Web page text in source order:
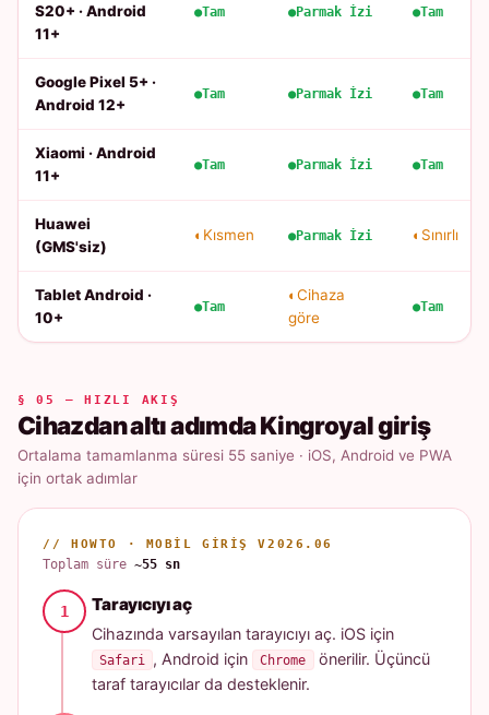
S20+ · Android
11+
Tam Parmak İzi Tam
Google Pixel 5+ ·
Android 12+
Tam Parmak İzi Tam
Xiaomi · Android
11+
Tam Parmak İzi Tam
Huawei
(GMS'siz)
Kısmen Parmak İzi Sınırlı
Tablet Android ·
10+
Tam
Cihaza
göre
Tam
§ 05 — HIZLI AKIŞ
Cihazdan altı adımda Kingroyal giriş
Ortalama tamamlanma süresi 55 saniye · iOS, Android ve PWA
için ortak adımlar
// HOWTO · MOBIL GIRIŞ V2026.06
Toplam süre~55 sn
Tarayıcıyı aç
Cihazında varsayılan tarayıcıyı aç. iOS için
Safari , Android için Chrome
önerilir. Üçüncü
taraf tarayıcılar da desteklenir.